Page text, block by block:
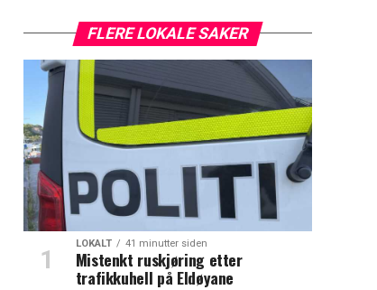
FLERE LOKALE SAKER
LOKALT 41 minutter siden
Mistenkt ruskjøring etter
trafikkuhell på Eldøyane